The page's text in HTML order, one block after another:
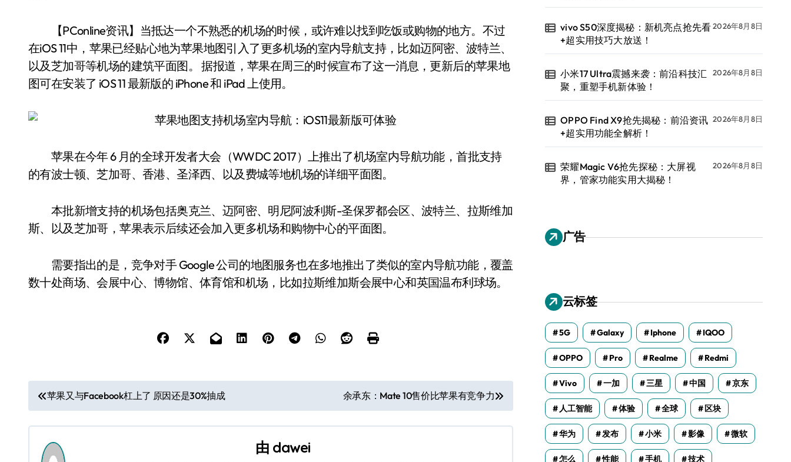
【PConline资讯】当抵达一个不熟悉的机场的时候，或许难以找到吃饭或购物的地方。不过
在iOS 11中，苹果已经贴心地为苹果地图引入了更多机场的室内导航支持，比如迈阿密、波特兰、
以及芝加哥等机场的建筑平面图。 据报道，苹果在周三的时候宣布了这一消息，更新后的苹果地
图可在安装了 iOS 11 最新版的 iPhone 和 iPad 上使用。
苹果在今年 6 月的全球开发者大会（WWDC 2017）上推出了机场室内导航功能，首批支持
的有波士顿、芝加哥、香港、圣泽西、以及费城等地机场的详细平面图。
本批新增支持的机场包括奥克兰、迈阿密、明尼阿波利斯-圣保罗都会区、波特兰、拉斯维加
斯、以及芝加哥，苹果表示后续还会加入更多机场和购物中心的平面图。
需要指出的是，竞争对手 Google 公司的地图服务也在多地推出了类似的室内导航功能，覆盖
数十处商场、会展中心、博物馆、体育馆和机场，比如拉斯维加斯会展中心和英国温布利球场。
文
章
导
苹果又与Facebook杠上了 原因还是30%抽成 余承东：Mate 10售价比苹果有竞争力
由 dawei
vivo S50深度揭秘：新机亮点抢先看
+超实用技巧大放送！
2026年8月8日
小米17 Ultra震撼来袭：前沿科技汇
聚，重塑手机新体验！
2026年8月8日
OPPO Find X9抢先揭秘：前沿资讯
+超实用功能全解析！
2026年8月8日
荣耀Magic V6抢先探秘：大屏视
界，管家功能实用大揭秘！
2026年8月8日
广告
云标签
5G Galaxy Iphone IQOO
OPPO Pro Realme Redmi
Vivo 一加 三星 中国 京东
人工智能 体验 全球 区块
华为 发布 小米 影像 微软
怎么 性能 手机 技术